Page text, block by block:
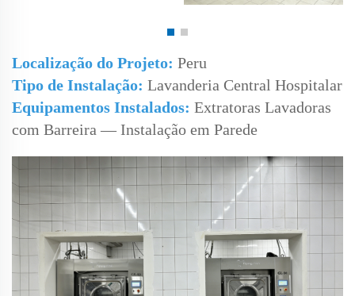
Localização do Projeto: Peru
Tipo de Instalação: Lavanderia Central Hospitalar
Equipamentos Instalados: Extratoras Lavadoras
com Barreira — Instalação em Parede